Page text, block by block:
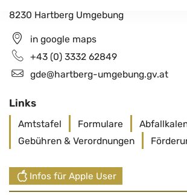
8230 Hartberg Umgebung
in google maps
+43 (0) 3332 62849
gde@hartberg-umgebung.gv.at
Links
Amtstafel Formulare
Gebühren & Verordnungen
Infos für Apple User